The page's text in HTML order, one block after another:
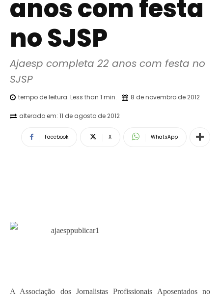
anos com festa
no SJSP
Ajaesp completa 22 anos com festa no
SJSP
tempo de leitura: Less than 1 min. 8 de novembro de 2012
alterado em: 11 de agosto de 2012
Facebook X WhatsApp
A Associação dos Jornalistas Profissionais Aposentados no